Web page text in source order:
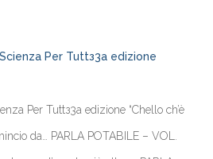
Scienza Per Tuttз3a edizione
Per Tuttз3a edizione “Chello ch’è
da… PARLA POTABILE – VOL.